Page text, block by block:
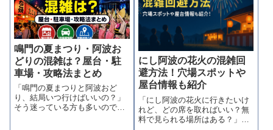
鳴門の夏まつり・阿波お
どりの混雑は？屋台・駐
車場・攻略法まとめ
「鳴門の夏まつりと阿波おど
り、結局いつ行けばいいの？」
そう迷っている方も多いのでは
にし阿波の花火の混雑回
避方法！穴場スポットや
屋台情報も紹介
「にし阿波の花火に行きたいけ
れど、どの席を取ればいい？無
料で見られる場所はある？」と